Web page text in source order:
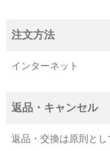
注文方法
インターネット
返品・キャンセル
返品・交換は原則と